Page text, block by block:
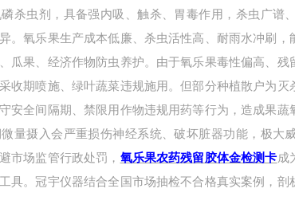
杀虫剂，具备强内吸、触杀、胃毒作用，杀虫广谱
。氧乐果生产成本低廉、杀虫活性高、耐雨水冲刷
瓜果、经济作物防虫养护。由于氧乐果毒性偏高、
收期喷施、绿叶蔬菜违规施用。但部分种植散户为
安全间隔期、禁限用作物违规用药等行为，造成果
量摄入会严重损伤神经系统、破坏脏器功能，极大
市场监管行政处罚， 氧乐果农药残留胶体金检测卡成
具。冠宇仪器结合全国市场抽检不合格真实案例，